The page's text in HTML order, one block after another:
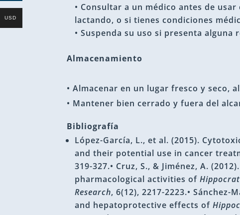
• Consultar a un médico antes de
lactando, o si tienes condiciones
• Suspenda su uso si presenta
Almacenamiento
• Almacenar en un lugar fresco y seco,
• Mantener bien cerrado y fuera del
Bibliografía
López-García, L., et al. (2015).
and their potential use in cancer
319-327.• Cruz, S., & Jiménez, A.
pharmacological activities of
Research, 6(12), 2217-2223.•
and hepatoprotective effects of
USD